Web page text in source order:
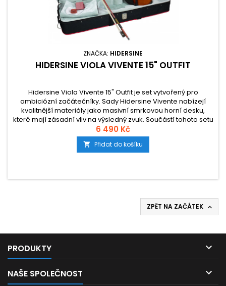
ZNAČKA: HIDERSINE
HIDERSINE VIOLA VIVENTE 15" OUTFIT
Hidersine Viola Vivente 15" Outfit je set vytvořený pro
ambiciózní začátečníky. Sady Hidersine Vivente nabízejí
kvalitnější materiály jako masivní smrkovou horní desku,
které mají zásadní vliv na výsledný zvuk. Součástí tohoto setu
je podlouhlé, nárazuvzdorné pouzdro s vnitřními přihrádkami
na příslušenství a vnější kapsou na noty, smyčec z
brazilwood a...
6 490 Kč
 Přidat do košíku
ZPĚT NA ZAČÁTEK 
PRODUKTY 
NAŠE SPOLEČNOST 